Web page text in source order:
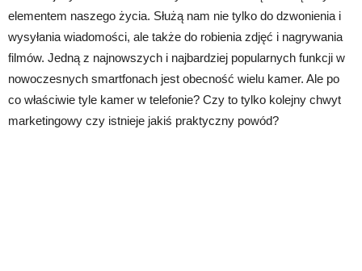
elementem naszego życia. Służą nam nie tylko do dzwonienia i
wysyłania wiadomości, ale także do robienia zdjęć i nagrywania
filmów. Jedną z najnowszych i najbardziej popularnych funkcji w
nowoczesnych smartfonach jest obecność wielu kamer. Ale po
co właściwie tyle kamer w telefonie? Czy to tylko kolejny chwyt
marketingowy czy istnieje jakiś praktyczny powód?